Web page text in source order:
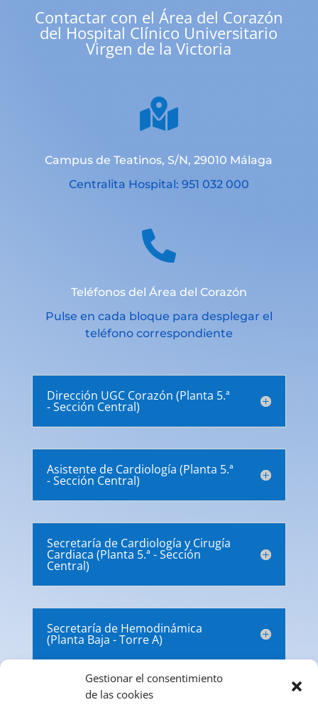
Gestionar el consentimiento
de las cookies
Contactar con el Área del Corazón
del Hospital Clínico Universitario
Virgen de la Victoria

Campus de Teatinos, S/N, 29010 Málaga
Centralita Hospital: 951 032 000

Teléfonos del Área del Corazón
Pulse en cada bloque para desplegar el
teléfono correspondiente
Dirección UGC Corazón (Planta 5.ª
- Sección Central)
Asistente de Cardiología (Planta 5.ª
- Sección Central)
Secretaría de Cardiología y Cirugía
Cardiaca (Planta 5.ª - Sección
Central)
Secretaría de Hemodinámica
(Planta Baja - Torre A)
Secretaría de Arritmias (Planta 1.ª -